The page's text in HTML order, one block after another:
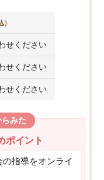
）
せください
せください
せください
みた
ポイント
の指導をオンライ